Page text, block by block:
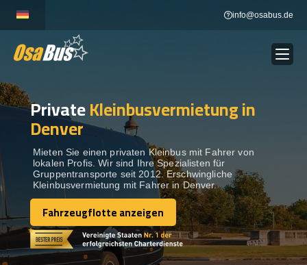
content
info@osabus.de
BUSVERMIETUNG Show dropdown
REISEZIELE
FLOTTE
KONTAKTIEREN SIE UNS
KONTAKTIEREN SIE UNS
PrivateKleinbusvermietung in
Denver
Mieten Sie einen privaten Kleinbus mit Fahrer von
lokalen Profis. Wir sind Ihre Spezialisten für
Gruppentransporte seit 2012. Erschwingliche
Kleinbusvermietung mit Fahrer in Denver.
Fahrzeugflotte anzeigen
Fahrzeugflotte anzeigen